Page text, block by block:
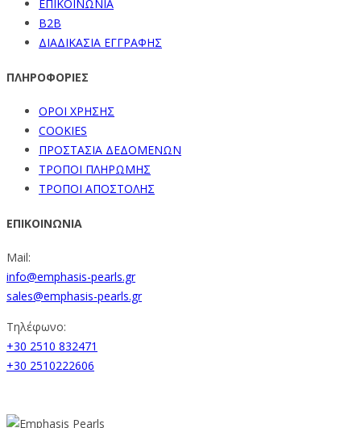
ΕΠΙΚΟΙΝΩΝΙΑ
B2B
ΔΙΑΔΙΚΑΣΙΑ ΕΓΓΡΑΦΗΣ
ΠΛΗΡΟΦΟΡΙΕΣ
ΟΡΟΙ ΧΡΗΣΗΣ
COOKIES
ΠΡΟΣΤΑΣΙΑ ΔΕΔΟΜΕΝΩΝ
ΤΡΟΠΟΙ ΠΛΗΡΩΜΗΣ
ΤΡΟΠΟΙ ΑΠΟΣΤΟΛΗΣ
ΕΠΙΚΟΙΝΩΝΙΑ
Mail:
info@emphasis-pearls.gr
sales@emphasis-pearls.gr
Τηλέφωνο:
+30 2510 832471
+30 2510222606